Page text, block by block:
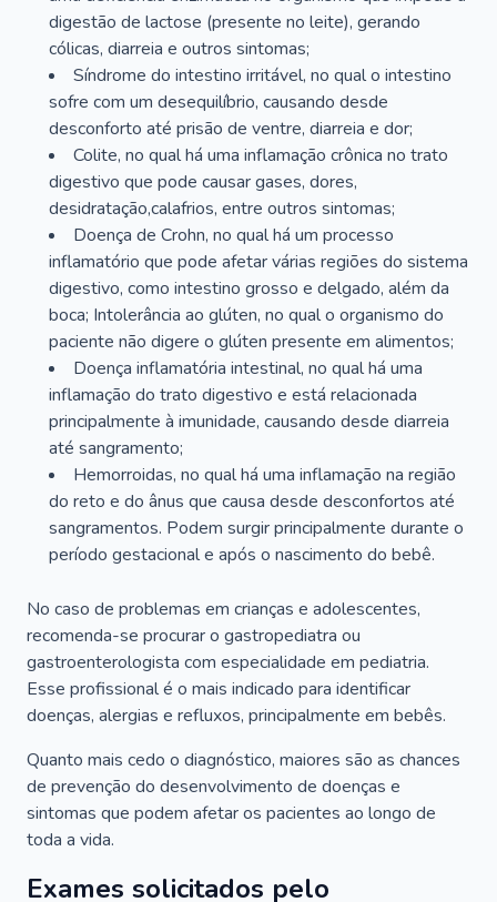
digestão de lactose (presente no leite), gerando
cólicas, diarreia e outros sintomas;
Síndrome do intestino irritável, no qual o intestino
sofre com um desequilíbrio, causando desde
desconforto até prisão de ventre, diarreia e dor;
Colite, no qual há uma inflamação crônica no trato
digestivo que pode causar gases, dores,
desidratação,calafrios, entre outros sintomas;
Doença de Crohn, no qual há um processo
inflamatório que pode afetar várias regiões do sistema
digestivo, como intestino grosso e delgado, além da
boca; Intolerância ao glúten, no qual o organismo do
paciente não digere o glúten presente em alimentos;
Doença inflamatória intestinal, no qual há uma
inflamação do trato digestivo e está relacionada
principalmente à imunidade, causando desde diarreia
até sangramento;
Hemorroidas, no qual há uma inflamação na região
do reto e do ânus que causa desde desconfortos até
sangramentos. Podem surgir principalmente durante o
período gestacional e após o nascimento do bebê.
No caso de problemas em crianças e adolescentes,
recomenda-se procurar o gastropediatra ou
gastroenterologista com especialidade em pediatria.
Esse profissional é o mais indicado para identificar
doenças, alergias e refluxos, principalmente em bebês.
Quanto mais cedo o diagnóstico, maiores são as chances
de prevenção do desenvolvimento de doenças e
sintomas que podem afetar os pacientes ao longo de
toda a vida.
Exames solicitados pelo